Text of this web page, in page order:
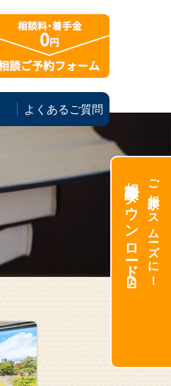
ご相談がスムーズに！
相談票ダウンロード
よくあるご質問